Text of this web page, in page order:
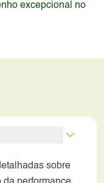
excepcional no
sobre